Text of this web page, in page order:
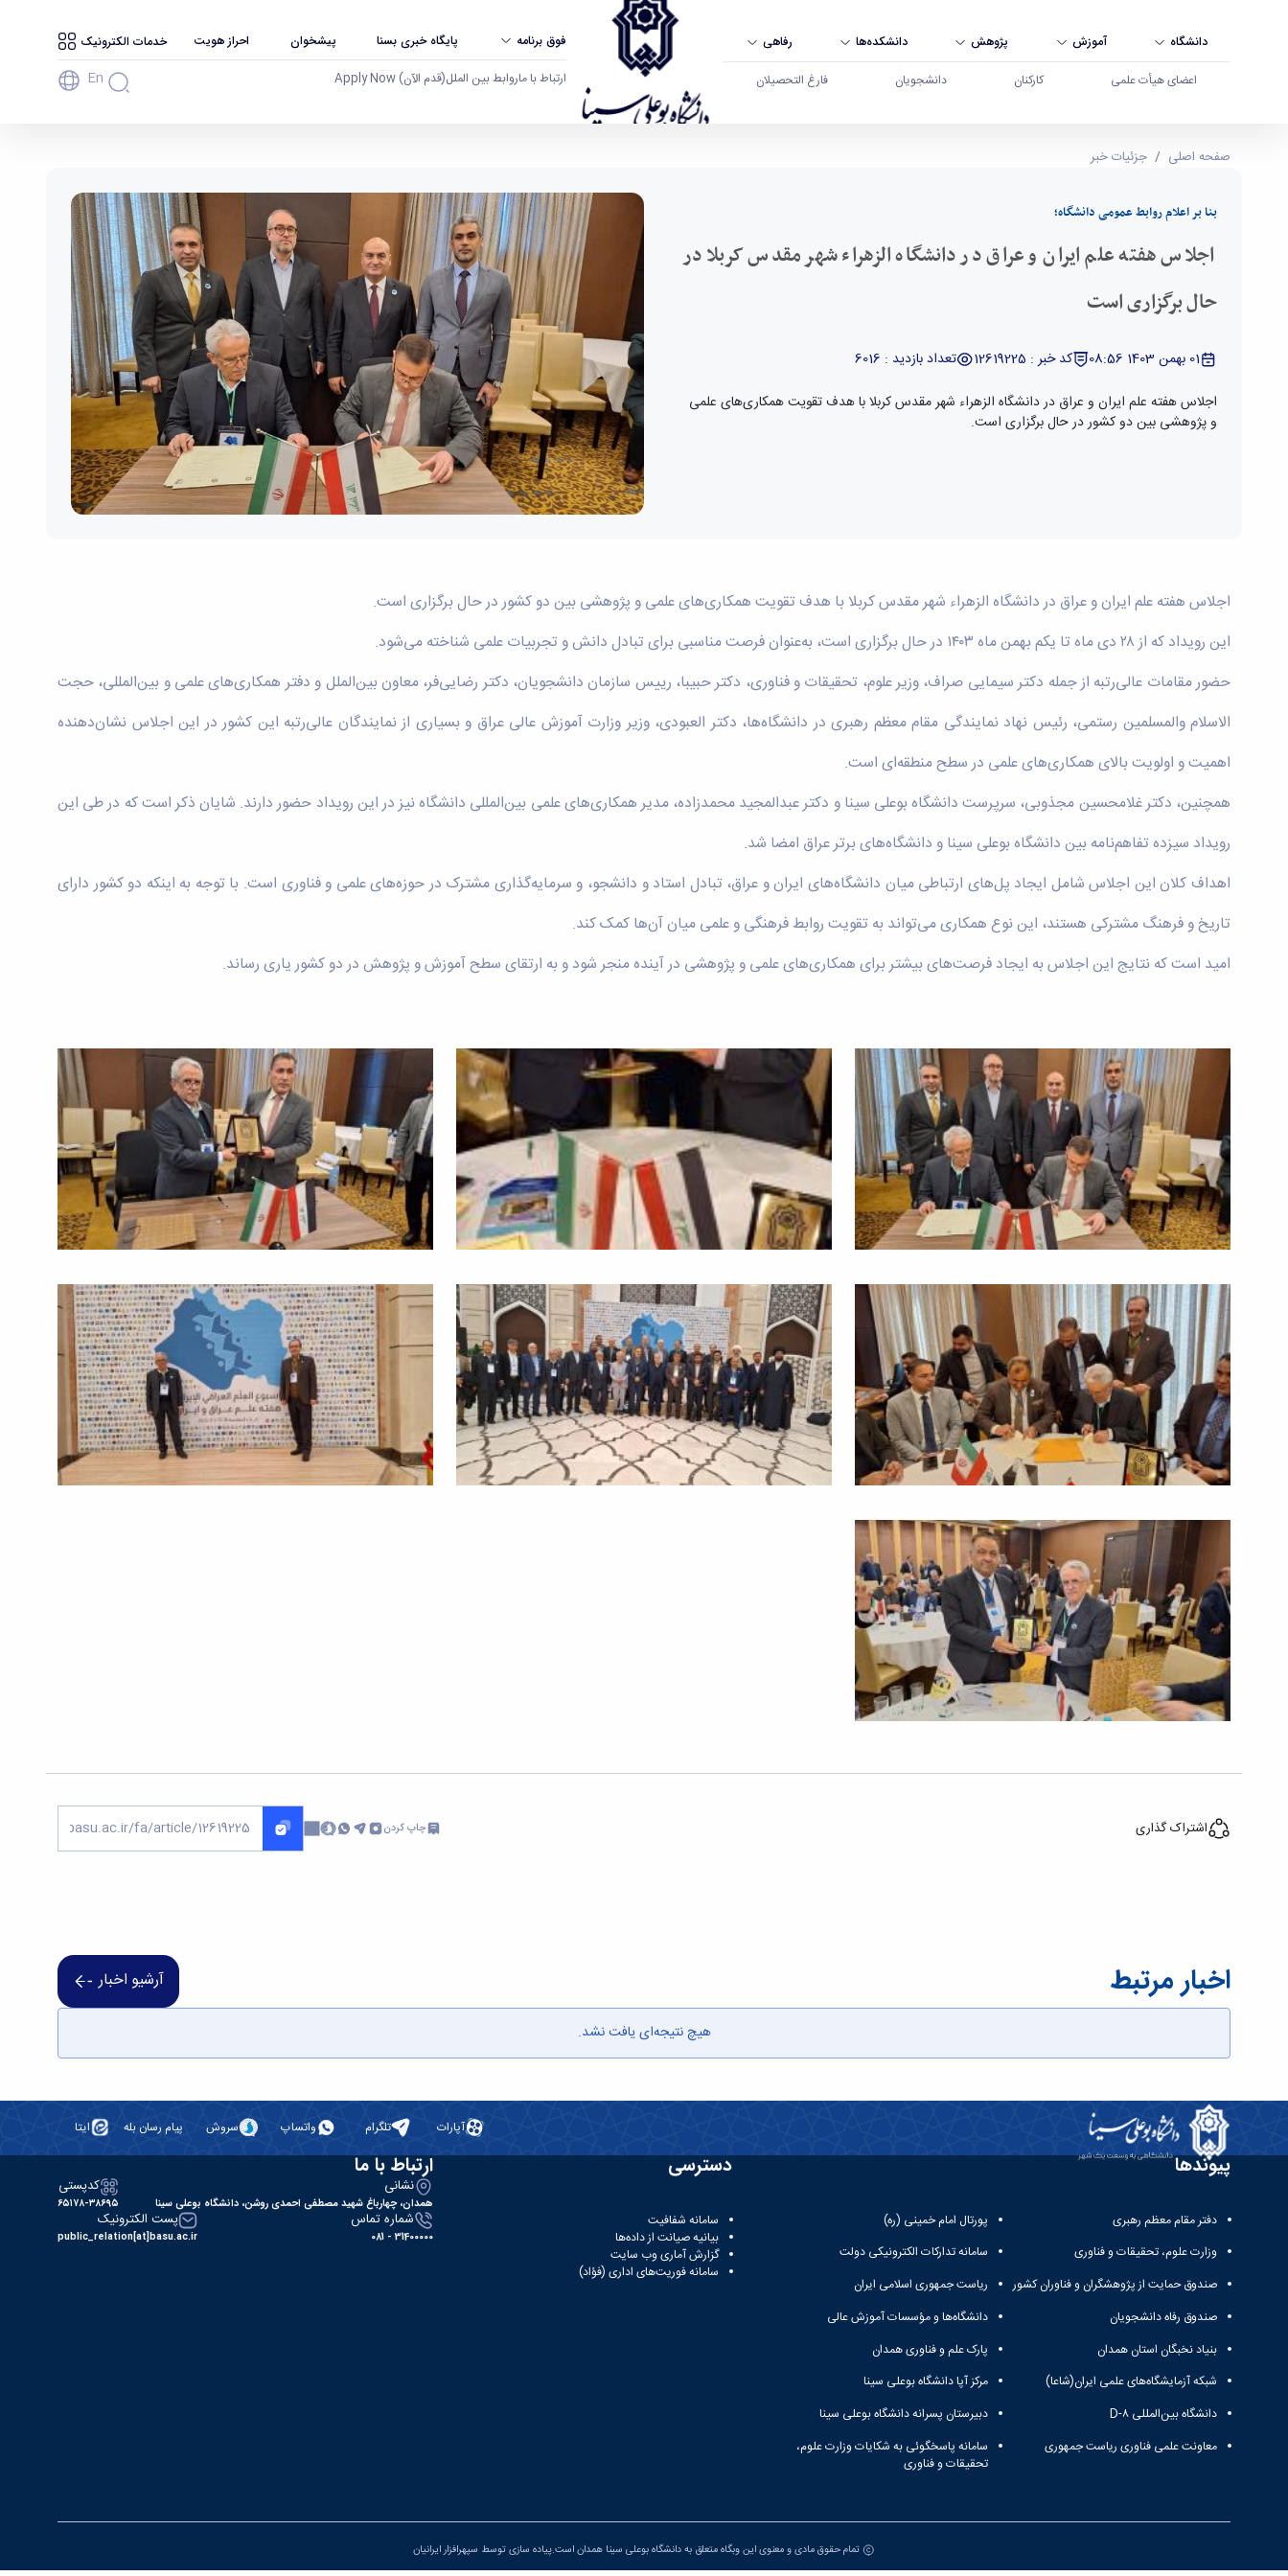
دانشگاه آموزش پژوهش دانشکده‌ها رفاهی
اعضای هیأت علمی کارکنان دانشجویان فارغ التحصیلان
فوق برنامه پایگاه خبری بسنا پیشخوان احراز هویت خدمات الکترونیک
ارتباط با ماروابط بین الملل(قدم الآن) Apply Now En
اجلاس هفته علم ایران و عراق در دانشگاه الزهراء شهر مقدس کربلا در حال برگزاری است - دانشگاه بوعلی سینا همدان
صفحه اصلی جزئیات خبر
بنا بر اعلام روابط عمومی دانشگاه؛
اجلاس هفته علم ایران و عراق در دانشگاه الزهراء شهر مقدس کربلا در
حال برگزاری است
01 بهمن 1403 08:56 کد خبر : 12619225
تعداد بازدید : 6016
اجلاس هفته علم ایران و عراق در دانشگاه الزهراء شهر مقدس کربلا با هدف تقویت همکاری‌های علمی
و پژوهشی بین دو کشور در حال برگزاری است.
اجلاس هفته علم ایران و عراق در دانشگاه الزهراء شهر مقدس کربلا با هدف تقویت همکاری‌های علمی و پژوهشی بین دو کشور در حال برگزاری است.
این رویداد که از ۲۸ دی ماه تا یکم بهمن ماه ۱۴۰۳ در حال برگزاری است، به‌عنوان فرصت مناسبی برای تبادل دانش و تجربیات علمی شناخته می‌شود.
حضور مقامات عالی‌رتبه از جمله دکتر سیمایی صراف، وزیر علوم، تحقیقات و فناوری، دکتر حبیبا، رییس سازمان دانشجویان، دکتر رضایی‌فر، معاون بین‌الملل و دفتر همکاری‌های علمی و بین‌المللی، حجت
الاسلام والمسلمین رستمی، رئیس نهاد نمایندگی مقام معظم رهبری در دانشگاه‌ها، دکتر العبودی، وزیر وزارت آموزش عالی عراق و بسیاری از نمایندگان عالی‌رتبه این کشور در این اجلاس نشان‌دهنده
اهمیت و اولویت بالای همکاری‌های علمی در سطح منطقه‌ای است.
همچنین، دکتر غلامحسین مجذوبی، سرپرست دانشگاه بوعلی سینا و دکتر عبدالمجید محمدزاده، مدیر همکاری‌های علمی بین‌المللی دانشگاه نیز در این رویداد حضور دارند. شایان ذکر است که در طی این
رویداد سیزده تفاهم‌نامه بین دانشگاه بوعلی سینا و دانشگاه‌های برتر عراق امضا شد.
اهداف کلان این اجلاس شامل ایجاد پل‌های ارتباطی میان دانشگاه‌های ایران و عراق، تبادل استاد و دانشجو، و سرمایه‌گذاری مشترک در حوزه‌های علمی و فناوری است. با توجه به اینکه دو کشور دارای
تاریخ و فرهنگ مشترکی هستند، این نوع همکاری می‌تواند به تقویت روابط فرهنگی و علمی میان آن‌ها کمک کند.
امید است که نتایج این اجلاس به ایجاد فرصت‌های بیشتر برای همکاری‌های علمی و پژوهشی در آینده منجر شود و به ارتقای سطح آموزش و پژوهش در دو کشور یاری رساند.
اشتراک گذاری چاپ کردن
اخبار مرتبط آرشیو اخبار
هیچ نتیجه‌ای یافت نشد.
آپارات تلگرام واتساپ سروش پیام رسان بله ایتا
پیوندها
دفتر مقام معظم رهبری
وزارت علوم، تحقیقات و فناوری
صندوق حمایت از پژوهشگران و فناوران کشور
صندوق رفاه دانشجویان
بنیاد نخبگان استان همدان
شبکه آزمایشگاه‌های علمی ایران(شاعا)
دانشگاه بین‌المللی D-۸
معاونت علمی فناوری ریاست جمهوری
پورتال امام خمینی (ره)
سامانه تدارکات الکترونیکی دولت
ریاست جمهوری اسلامی ایران
دانشگاه‌ها و مؤسسات آموزش عالی
پارک علم و فناوری همدان
مرکز آپا دانشگاه بوعلی سینا
دبیرستان پسرانه دانشگاه بوعلی سینا
سامانه پاسخگوئی به شکایات وزارت علوم،
تحقیقات و فناوری
دسترسی
سامانه شفافیت
بیانیه صیانت از داده‌ها
گزارش آماری وب‌ سایت
سامانه فوریت‌های اداری (فؤاد)
ارتباط با ما
نشانی
همدان، چهارباغ شهید مصطفی احمدی روشن، دانشگاه بوعلی سینا
کدپستی
۶۵۱۷۸-۳۸۶۹۵
شماره تماس
31400000 - 081
پست الکترونیک
public_relation[at]basu.ac.ir
تمام حقوق مادی و معنوی این وبگاه متعلق به دانشگاه بوعلی سینا همدان است.پیاده سازی توسط سپهرافزار ایرانیان